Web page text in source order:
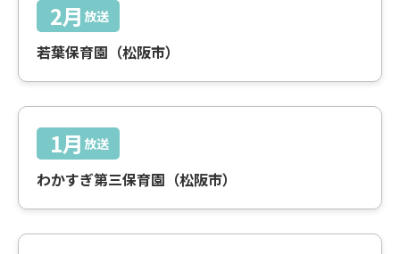
2月 放送
若葉保育園（松阪市）
1月 放送
わかすぎ第三保育園（松阪市）